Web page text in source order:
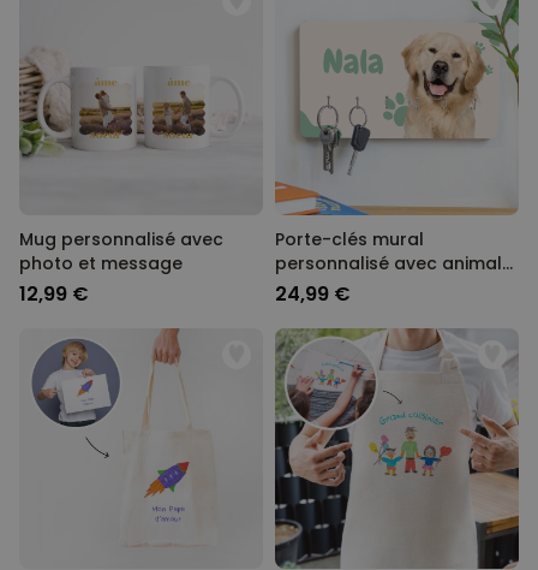
Mug personnalisé avec
photo et message
12,99 €
Porte-clés mural
personnalisé avec animal
de compagnie
24,99 €